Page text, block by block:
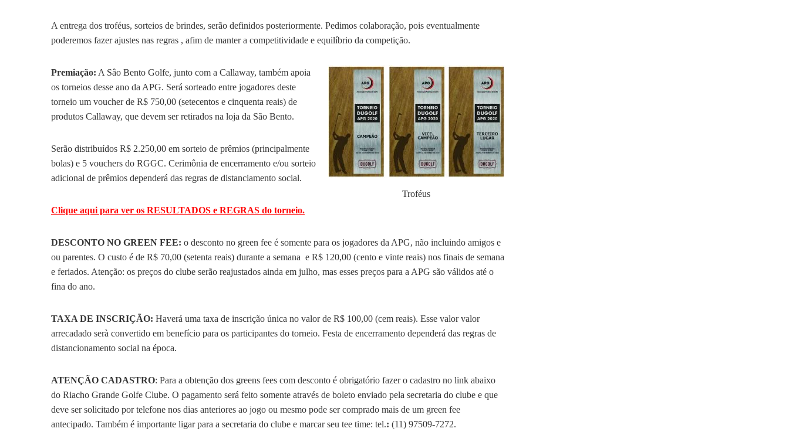
A entrega dos troféus, sorteios de brindes, serão definidos posteriormente. Pedimos colaboração, pois eventualmente
poderemos fazer ajustes nas regras , afim de manter a competitividade e equilíbrio da competição.
Troféus
Premiação: A Sâo Bento Golfe, junto com a Callaway, também apoia
os torneios desse ano da APG. Será sorteado entre jogadores deste
torneio um voucher de R$ 750,00 (setecentos e cinquenta reais) de
produtos Callaway, que devem ser retirados na loja da São Bento.
Serão distribuídos R$ 2.250,00 em sorteio de prêmios (principalmente
bolas) e 5 vouchers do RGGC. Cerimônia de encerramento e/ou sorteio
adicional de prêmios dependerá das regras de distanciamento social.
Clique aqui para ver os RESULTADOS e REGRAS do torneio.
DESCONTO NO GREEN FEE: o desconto no green fee é somente para os jogadores da APG, não incluindo amigos e
ou parentes. O custo é de R$ 70,00 (setenta reais) durante a semana e R$ 120,00 (cento e vinte reais) nos finais de semana
e feriados. Atenção: os preços do clube serão reajustados ainda em julho, mas esses preços para a APG são válidos até o
fina do ano.
TAXA DE INSCRIÇÃO: Haverá uma taxa de inscrição única no valor de R$ 100,00 (cem reais). Esse valor valor
arrecadado serà convertido em benefício para os participantes do torneio. Festa de encerramento dependerá das regras de
distancionamento social na época.
ATENÇÃO CADASTRO: Para a obtenção dos greens fees com desconto é obrigatório fazer o cadastro no link abaixo
do Riacho Grande Golfe Clube. O pagamento será feito somente através de boleto enviado pela secretaria do clube e que
deve ser solicitado por telefone nos dias anteriores ao jogo ou mesmo pode ser comprado mais de um green fee
antecipado. Também é importante ligar para a secretaria do clube e marcar seu tee time: tel.: (11) 97509-7272.